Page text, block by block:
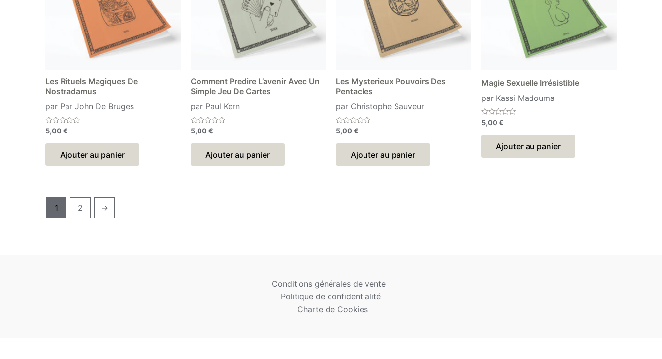
Les Rituels Magiques De
Nostradamus
par Par John De Bruges
Note
sur
5,00 €
Ajouter au panier
Comment Predire L’avenir Avec Un
Simple Jeu De Cartes
par Paul Kern
Note
sur
5,00 €
Ajouter au panier
Les Mysterieux Pouvoirs Des
Pentacles
par Christophe Sauveur
Note
sur
5,00 €
Ajouter au panier
Magie Sexuelle Irrésistible
par Kassi Madouma
Note
sur
5,00 €
Ajouter au panier
1 2 →
Conditions générales de vente
Politique de confidentialité
Charte de Cookies